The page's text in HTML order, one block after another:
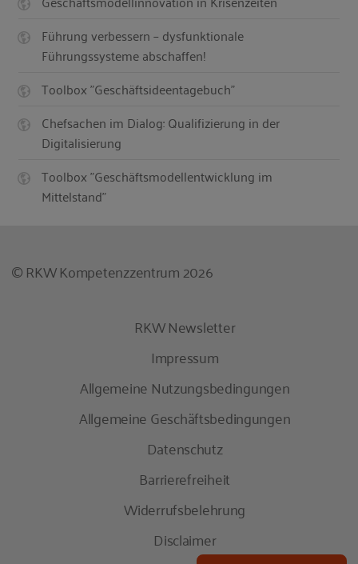
Führung verbessern – dysfunktionale
Führungssysteme abschaffen!
Toolbox "Geschäftsideentagebuch"
Chefsachen im Dialog: Qualifizierung in der
Digitalisierung
Toolbox "Geschäftsmodellentwicklung im
Mittelstand"
© RKW Kompetenzzentrum 2026
RKW Newsletter
Impressum
Allgemeine Nutzungsbedingungen
Allgemeine Geschäftsbedingungen
Datenschutz
Barrierefreiheit
Widerrufsbelehrung
Disclaimer